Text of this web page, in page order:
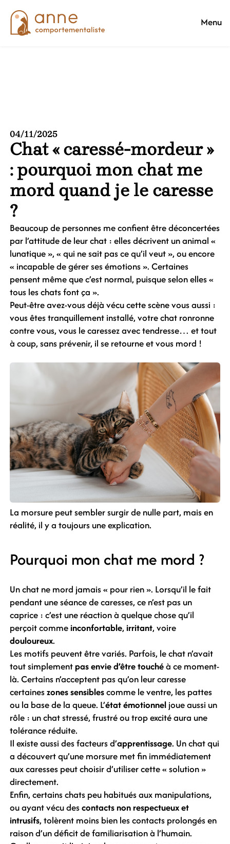
Menu
04/11/2025
Chat « caressé-mordeur »
: pourquoi mon chat me
mord quand je le caresse
?
Beaucoup de personnes me confient être déconcertées
par l’attitude de leur chat : elles décrivent un animal «
lunatique », « qui ne sait pas ce qu’il veut », ou encore
« incapable de gérer ses émotions ». Certaines
pensent même que c’est normal, puisque selon elles «
tous les chats font ça ».
Peut-être avez-vous déjà vécu cette scène vous aussi :
vous êtes tranquillement installé, votre chat ronronne
contre vous, vous le caressez avec tendresse… et tout
à coup, sans prévenir, il se retourne et vous mord !
La morsure peut sembler surgir de nulle part, mais en
réalité, il y a toujours une explication.
Pourquoi mon chat me mord ?
Un chat ne mord jamais « pour rien ». Lorsqu’il le fait
pendant une séance de caresses, ce n’est pas un
caprice : c’est une réaction à quelque chose qu’il
perçoit commeinconfortable, irritant, voire
douloureux.
Les motifs peuvent être variés. Parfois, le chat n’avait
tout simplementpas envie d’être touchéà ce moment-
là. Certains n’acceptent pas qu’on leur caresse
certaineszones sensiblescomme le ventre, les pattes
ou la base de la queue. L’état émotionnel joue aussi un
rôle : un chat stressé, frustré ou trop excité aura une
tolérance réduite.
Il existe aussi des facteurs d’apprentissage. Un chat qui
a découvert qu’une morsure met fin immédiatement
aux caresses peut choisir d’utiliser cette « solution »
directement.
Enfin, certains chats peu habitués aux manipulations,
ou ayant vécu descontacts non respectueux et
intrusifs, tolèrent moins bien les contacts prolongés en
raison d’un déficit de familiarisation à l’humain.